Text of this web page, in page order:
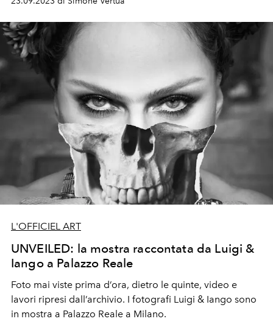
L'OFFICIEL ART
UNVEILED: la mostra raccontata da Luigi &
Iango a Palazzo Reale
Foto mai viste prima d’ora, dietro le quinte, video e
lavori ripresi dall’archivio. I fotografi Luigi & Iango sono
in mostra a Palazzo Reale a Milano.